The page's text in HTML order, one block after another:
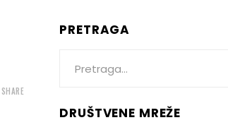
SHARE
PRETRAGA
for:
DRUŠTVENE MREŽE